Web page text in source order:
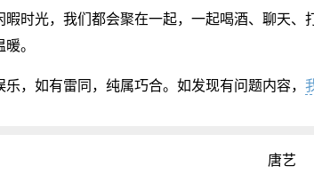
时光，我们都会聚在一起，一起喝酒、聊天
。
，如有雷同，纯属巧合。如发现有问题内容，
唐艺